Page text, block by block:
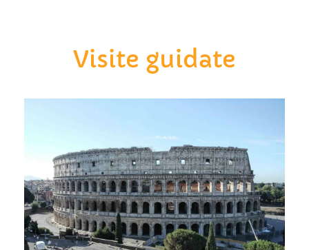
Visite guidate